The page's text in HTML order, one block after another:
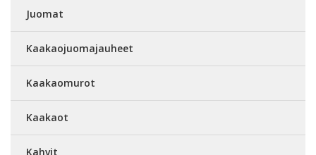
Juomat
Kaakaojuomajauheet
Kaakaomurot
Kaakaot
Kahvit